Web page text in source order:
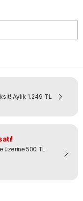
Aylık 1.249 TL
üzerine 500 TL